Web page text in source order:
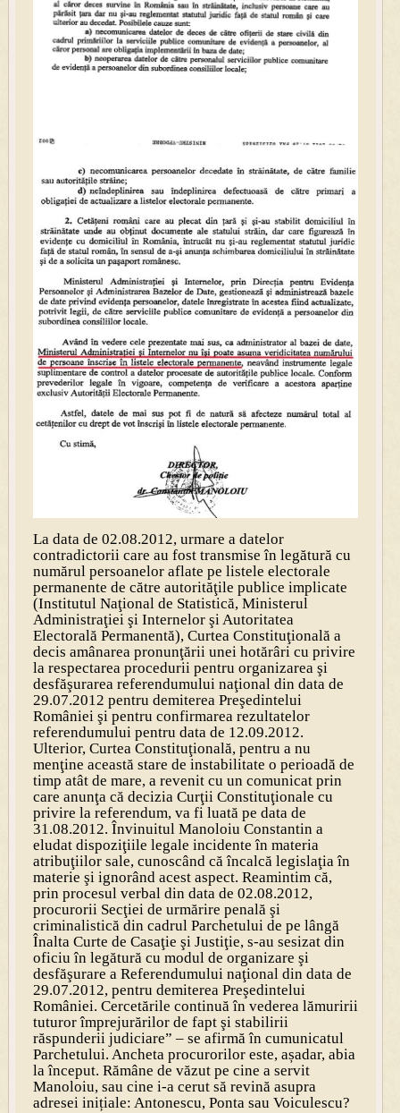
La data de 02.08.2012, urmare a datelor
contradictorii care au fost transmise în legătură cu
numărul persoanelor aflate pe listele electorale
permanente de către autorităţile publice implicate
(Institutul Naţional de Statistică, Ministerul
Administraţiei şi Internelor şi Autoritatea
Electorală Permanentă), Curtea Constituţională a
decis amânarea pronunţării unei hotărâri cu privire
la respectarea procedurii pentru organizarea şi
desfăşurarea referendumului naţional din data de
29.07.2012 pentru demiterea Preşedintelui
României şi pentru confirmarea rezultatelor
referendumului pentru data de 12.09.2012.
Ulterior, Curtea Constituţională, pentru a nu
menţine această stare de instabilitate o perioadă de
timp atât de mare, a revenit cu un comunicat prin
care anunţa că decizia Curţii Constituţionale cu
privire la referendum, va fi luată pe data de
31.08.2012. Învinuitul Manoloiu Constantin a
eludat dispoziţiile legale incidente în materia
atribuţiilor sale, cunoscând că încalcă legislaţia în
materie şi ignorând acest aspect. Reamintim că,
prin procesul verbal din data de 02.08.2012,
procurorii Secţiei de urmărire penală şi
criminalistică din cadrul Parchetului de pe lângă
Înalta Curte de Casaţie şi Justiţie, s-au sesizat din
oficiu în legătură cu modul de organizare şi
desfăşurare a Referendumului naţional din data de
29.07.2012, pentru demiterea Preşedintelui
României. Cercetările continuă în vederea lămuririi
tuturor împrejurărilor de fapt şi stabilirii
răspunderii judiciare” – se afirmă în cumunicatul
Parchetului. Ancheta procurorilor este, așadar, abia
la început. Rămâne de văzut pe cine a servit
Manoloiu, sau cine i-a cerut să revină asupra
adresei inițiale: Antonescu, Ponta sau Voiculescu?